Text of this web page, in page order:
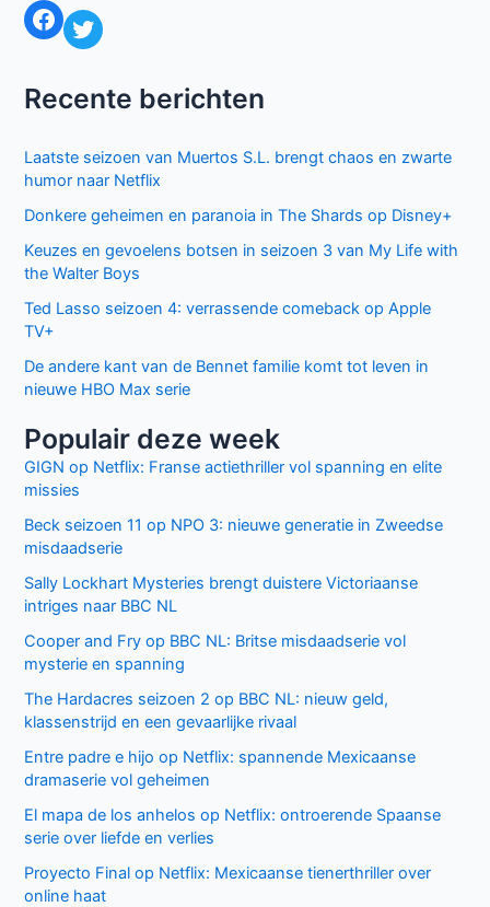
Facebook Twitter
Recente berichten
Laatste seizoen van Muertos S.L. brengt chaos en zwarte
humor naar Netflix
Donkere geheimen en paranoia in The Shards op Disney+
Keuzes en gevoelens botsen in seizoen 3 van My Life with
the Walter Boys
Ted Lasso seizoen 4: verrassende comeback op Apple
TV+
De andere kant van de Bennet familie komt tot leven in
nieuwe HBO Max serie
Populair deze week
GIGN op Netflix: Franse actiethriller vol spanning en elite
missies
Beck seizoen 11 op NPO 3: nieuwe generatie in Zweedse
misdaadserie
Sally Lockhart Mysteries brengt duistere Victoriaanse
intriges naar BBC NL
Cooper and Fry op BBC NL: Britse misdaadserie vol
mysterie en spanning
The Hardacres seizoen 2 op BBC NL: nieuw geld,
klassenstrijd en een gevaarlijke rivaal
Entre padre e hijo op Netflix: spannende Mexicaanse
dramaserie vol geheimen
El mapa de los anhelos op Netflix: ontroerende Spaanse
serie over liefde en verlies
Proyecto Final op Netflix: Mexicaanse tienerthriller over
online haat